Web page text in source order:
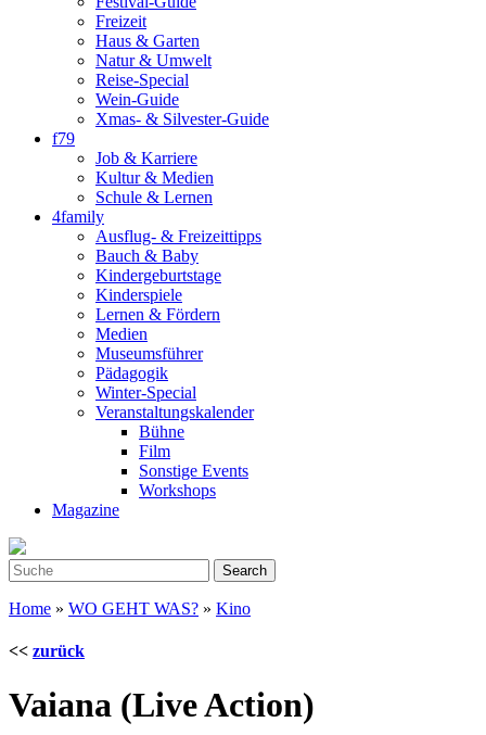
Freizeit
Haus & Garten
Natur & Umwelt
Reise-Special
Wein-Guide
Xmas- & Silvester-Guide
f79
Job & Karriere
Kultur & Medien
Schule & Lernen
4family
Ausflug- & Freizeittipps
Bauch & Baby
Kindergeburtstage
Kinderspiele
Lernen & Fördern
Medien
Museumsführer
Pädagogik
Winter-Special
Veranstaltungskalender
Bühne
Film
Sonstige Events
Workshops
Magazine
Home » WO GEHT WAS? » Kino
<< zurück
Vaiana (Live Action)